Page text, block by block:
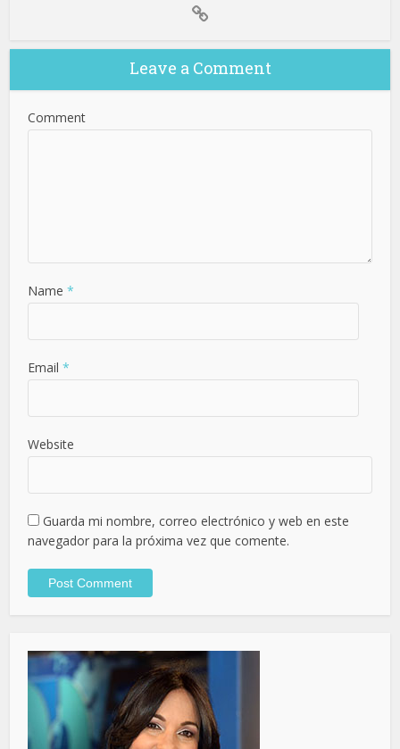
Leave a Comment
Comment
Name *
Email *
Website
Guarda mi nombre, correo electrónico y web en este
navegador para la próxima vez que comente.